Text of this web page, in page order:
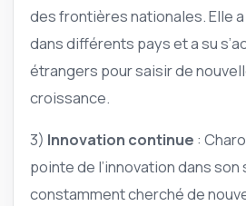
des frontières nationales. Elle
dans différents pays et a su
étrangers pour saisir de
croissance.
3) Innovation continue :
pointe de l’innovation dans son
constamment cherché de